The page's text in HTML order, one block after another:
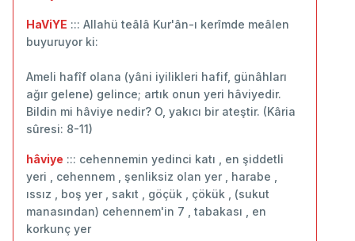
HaViYE ::: Allahü teâlâ Kur'ân-ı kerîmde meâlen
buyuruyor ki:
Ameli hafîf olana (yâni iyilikleri hafif, günâhları
ağır gelene) gelince; artık onun yeri hâviyedir.
Bildin mi hâviye nedir? O, yakıcı bir ateştir. (Kâria
sûresi: 8-11)
hâviye ::: cehennemin yedinci katı , en şiddetli
yeri , cehennem , şenliksiz olan yer , harabe ,
ıssız , boş yer , sakıt , göçük , çökük , (sukut
manasından) cehennem'in 7 , tabakası , en
korkunç yer